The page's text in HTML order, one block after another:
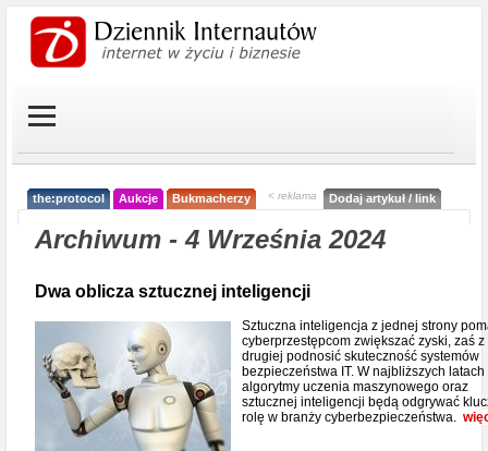
the:protocol Aukcje Bukmacherzy < reklama Dodaj artykuł / link
Archiwum - 4 Września 2024
Dwa oblicza sztucznej inteligencji
Sztuczna inteligencja z jednej strony
cyberprzestępcom zwiększać zyski, zaś z
drugiej podnosić skuteczność systemów
bezpieczeństwa IT. W najbliższych latach
algorytmy uczenia maszynowego oraz
sztucznej inteligencji będą odgrywać
rolę w branży cyberbezpieczeństwa.